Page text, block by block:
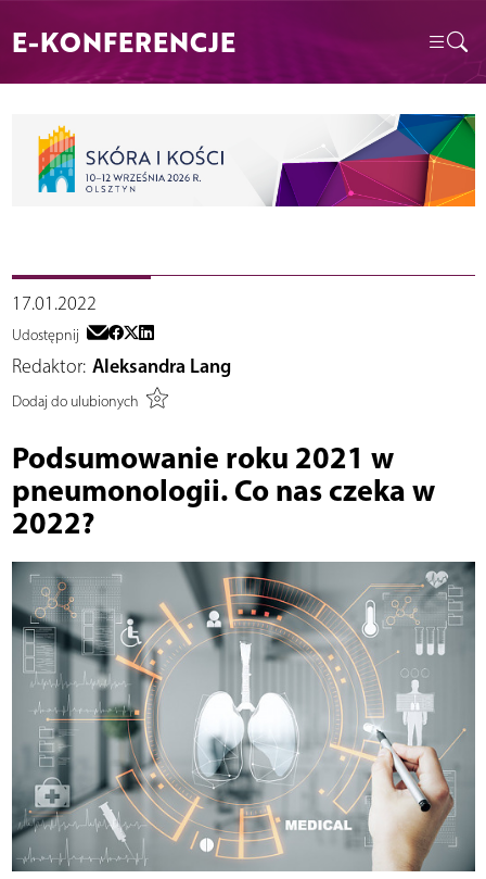
E-KONFERENCJE
17.01.2022
Udostępnij
Redaktor: Aleksandra Lang
Dodaj do ulubionych
Podsumowanie roku 2021 w
pneumonologii. Co nas czeka w
2022?